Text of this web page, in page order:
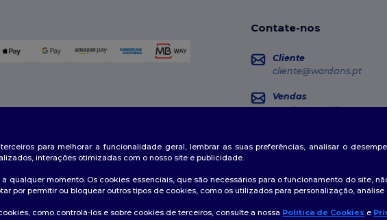
Contate-nos
Cliente
cliente@wordans.pt
Vendas
vendas@wordans.pt
reservados
para melhorar a funcionalidade geral, lembrar as suas preferências, analisar o
interações otimizadas com o nosso site e publicidade.
qualquer momento. Os cookies essenciais, que são necessários para o funcionamento do site,
por permitir ou bloquear outros tipos de cookies, como os utilizados para personalização,
como controlá-los e sobre cookies de terceiros, consulte a nossa Política de Cookies e
👋